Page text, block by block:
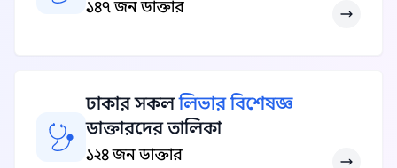
১৪৭ জন ডাক্তার
ঢাকার সকললিভার বিশেষজ্ঞ
ডাক্তারদের তালিকা
১২৪ জন ডাক্তার